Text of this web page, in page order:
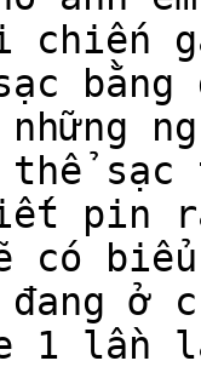
chiến
bằng
sạc
pin
có
ở
1